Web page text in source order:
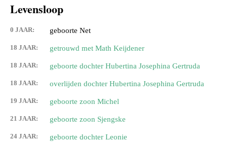
Levensloop
0 JAAR: geboorte Net
18 JAAR: getrouwd met Math Keijdener
18 JAAR: geboorte dochter Hubertina Josephina Gertruda
18 JAAR: overlijden dochter Hubertina Josephina Gertruda
19 JAAR: geboorte zoon Michel
21 JAAR: geboorte zoon Sjengske
24 JAAR: geboorte dochter Leonie